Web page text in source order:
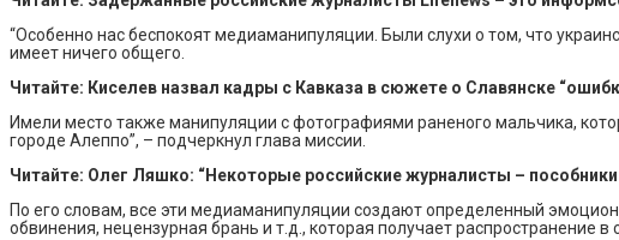
“Особенно нас беспокоят медиаманипуляции. Были слухи о том, что
имеет ничего общего.
Читайте: Киселев назвал кадры с Кавказа в сюжете о Славянске
Имели место также манипуляции с фотографиями раненого мальчика,
городе Алеппо”, – подчеркнул глава миссии.
Читайте: Олег Ляшко: “Некоторые российские журналисты – пособники
По его словам, все эти медиаманипуляции создают определенный
обвинения, нецензурная брань и т.д., которая получает распространение